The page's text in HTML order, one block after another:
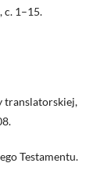
c. 1–15.
translatorskiej,
Testamentu.